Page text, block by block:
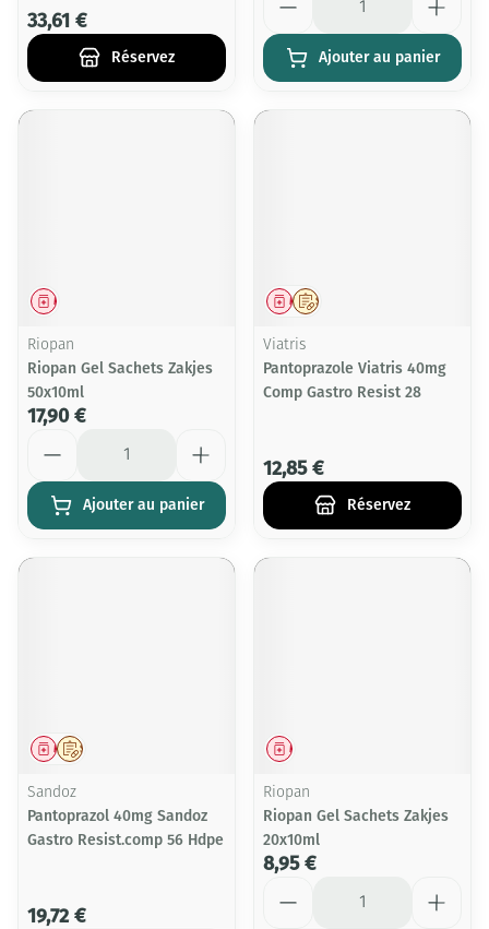
33,61 €
Réservez Ajouter au panier
Médicament
Riopan
Riopan Gel Sachets Zakjes
50x10ml
17,90 €
Ajouter au panier
Sur prescription
Médicament
Viatris
Pantoprazole Viatris 40mg
Comp Gastro Resist 28
12,85 €
Réservez
Sur prescription
Médicament
Sandoz
Pantoprazol 40mg Sandoz
Gastro Resist.comp 56 Hdpe
19,72 €
Médicament
Riopan
Riopan Gel Sachets Zakjes
20x10ml
8,95 €